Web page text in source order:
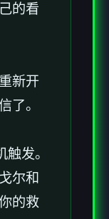
的看
新开
了。
发。
尔和
的救